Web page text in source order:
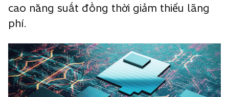
cao năng suất đồng thời giảm thiểu lãng
phí.